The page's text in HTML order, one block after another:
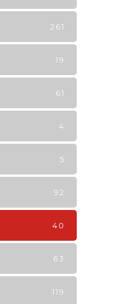
261
19
61
4
5
92
40
63
119